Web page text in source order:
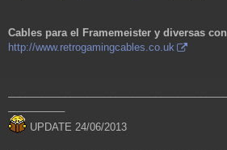
Cables para el Framemeister y diversas
http://www.retrogamingcables.co.uk
UPDATE 24/06/2013